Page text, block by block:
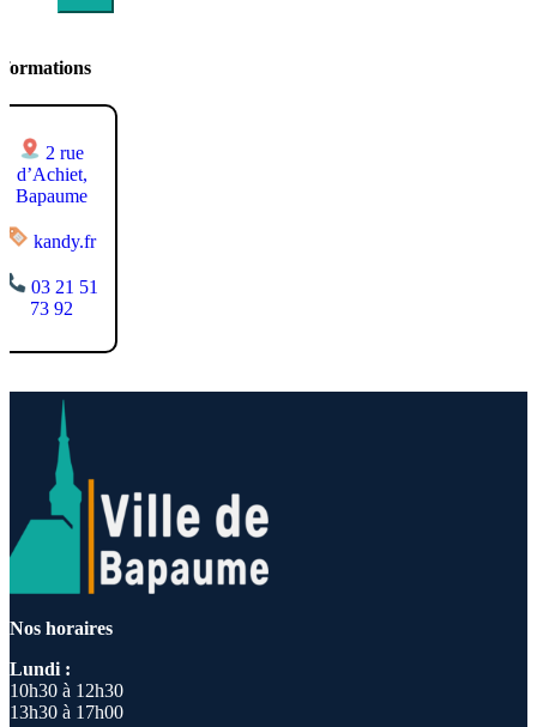
2 rue
d’Achiet,
Bapaume
kandy.fr
03 21 51
73 92
Nos horaires
Lundi :
10h30 à 12h30
13h30 à 17h00